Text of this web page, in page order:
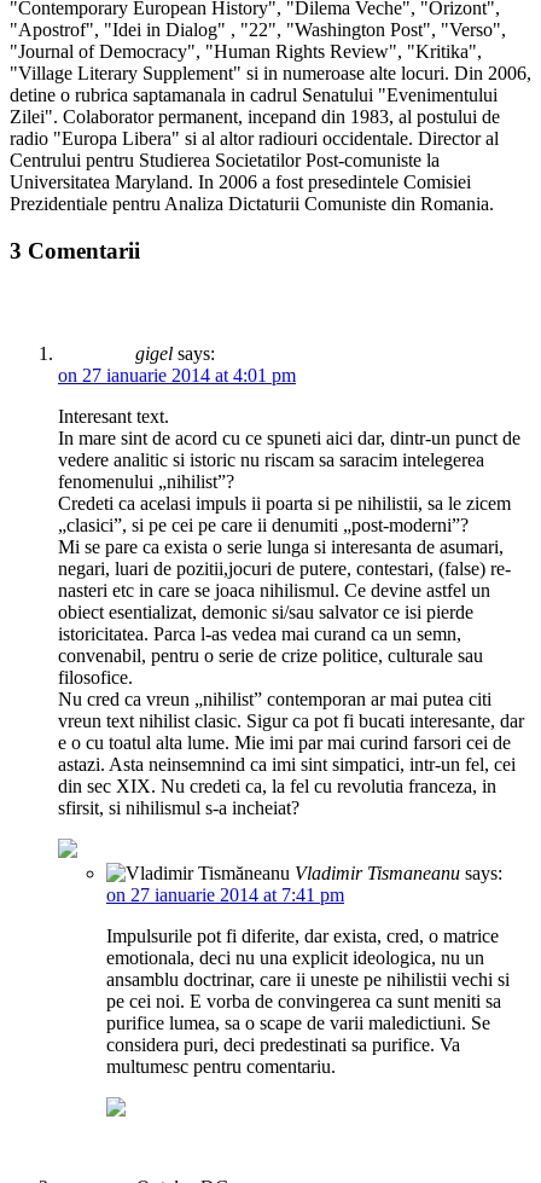
"Contemporary European History", "Dilema Veche", "Orizont",
"Apostrof", "Idei in Dialog" , "22", "Washington Post", "Verso",
"Journal of Democracy", "Human Rights Review", "Kritika",
"Village Literary Supplement" si in numeroase alte locuri. Din 2006,
detine o rubrica saptamanala in cadrul Senatului "Evenimentului
Zilei". Colaborator permanent, incepand din 1983, al postului de
radio "Europa Libera" si al altor radiouri occidentale. Director al
Centrului pentru Studierea Societatilor Post-comuniste la
Universitatea Maryland. In 2006 a fost presedintele Comisiei
Prezidentiale pentru Analiza Dictaturii Comuniste din Romania.
3 Comentarii
gigel says:
on 27 ianuarie 2014 at 4:01 pm
Interesant text.
In mare sint de acord cu ce spuneti aici dar, dintr-un punct de
vedere analitic si istoric nu riscam sa saracim intelegerea
fenomenului „nihilist”?
Credeti ca acelasi impuls ii poarta si pe nihilistii, sa le zicem
„clasici”, si pe cei pe care ii denumiti „post-moderni”?
Mi se pare ca exista o serie lunga si interesanta de asumari,
negari, luari de pozitii,jocuri de putere, contestari, (false) re-
nasteri etc in care se joaca nihilismul. Ce devine astfel un
obiect esentializat, demonic si/sau salvator ce isi pierde
istoricitatea. Parca l-as vedea mai curand ca un semn,
convenabil, pentru o serie de crize politice, culturale sau
filosofice.
Nu cred ca vreun „nihilist” contemporan ar mai putea citi
vreun text nihilist clasic. Sigur ca pot fi bucati interesante, dar
e o cu toatul alta lume. Mie imi par mai curind farsori cei de
astazi. Asta neinsemnind ca imi sint simpatici, intr-un fel, cei
din sec XIX. Nu credeti ca, la fel cu revolutia franceza, in
sfirsit, si nihilismul s-a incheiat?
Vladimir Tismaneanu says:
on 27 ianuarie 2014 at 7:41 pm
Impulsurile pot fi diferite, dar exista, cred, o matrice
emotionala, deci nu una explicit ideologica, nu un
ansamblu doctrinar, care ii uneste pe nihilistii vechi si
pe cei noi. E vorba de convingerea ca sunt meniti sa
purifice lumea, sa o scape de varii maledictiuni. Se
considera puri, deci predestinati sa purifice. Va
multumesc pentru comentariu.